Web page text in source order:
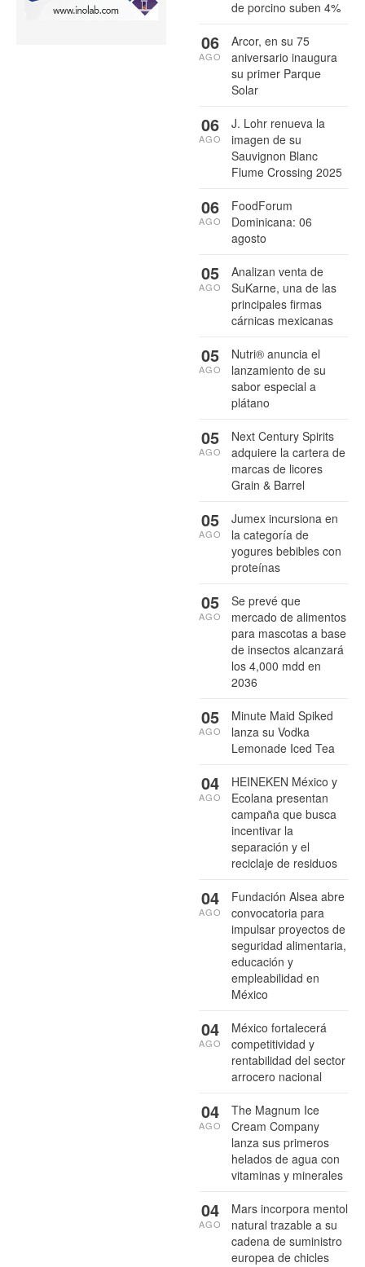
de porcino suben 4%
Arcor, en su 75
aniversario inaugura
su primer Parque
Solar
06
AGO
J. Lohr renueva la
imagen de su
Sauvignon Blanc
Flume Crossing 2025
06
AGO
FoodForum
Dominicana: 06
agosto
06
AGO
Analizan venta de
SuKarne, una de las
principales firmas
cárnicas mexicanas
05
AGO
Nutri® anuncia el
lanzamiento de su
sabor especial a
plátano
05
AGO
Next Century Spirits
adquiere la cartera de
marcas de licores
Grain & Barrel
05
AGO
Jumex incursiona en
la categoría de
yogures bebibles con
proteínas
05
AGO
Se prevé que
mercado de alimentos
para mascotas a base
de insectos alcanzará
los 4,000 mdd en
2036
05
AGO
Minute Maid Spiked
lanza su Vodka
Lemonade Iced Tea
05
AGO
HEINEKEN México y
Ecolana presentan
campaña que busca
incentivar la
separación y el
reciclaje de residuos
04
AGO
Fundación Alsea abre
convocatoria para
impulsar proyectos de
seguridad alimentaria,
educación y
empleabilidad en
México
04
AGO
México fortalecerá
competitividad y
rentabilidad del sector
arrocero nacional
04
AGO
The Magnum Ice
Cream Company
lanza sus primeros
helados de agua con
vitaminas y minerales
04
AGO
Mars incorpora mentol
natural trazable a su
cadena de suministro
europea de chicles
04
AGO